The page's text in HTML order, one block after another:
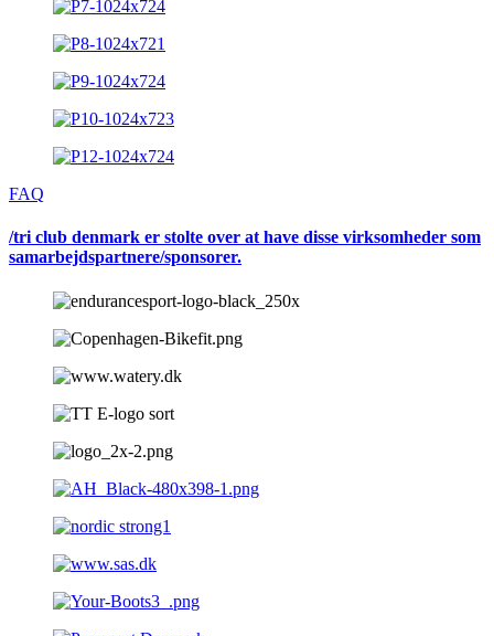
FAQ
/tri club denmark er stolte over at have disse virksomheder som
samarbejdspartnere/sponsorer.